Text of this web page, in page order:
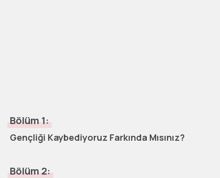
Bölüm 1:
Gençliği Kaybediyoruz Farkında Mısınız?
Bölüm 2: